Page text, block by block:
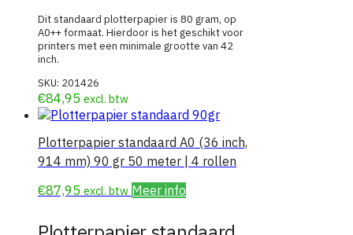
Dit standaard plotterpapier is 80 gram, op
A0++ formaat. Hierdoor is het geschikt voor
printers met een minimale grootte van 42
inch.
SKU: 201426
€84,95 excl. btw
Plotterpapier standaard A0 (36 inch,
914 mm) 90 gr 50 meter | 4 rollen
€87,95 excl. btw Meer info